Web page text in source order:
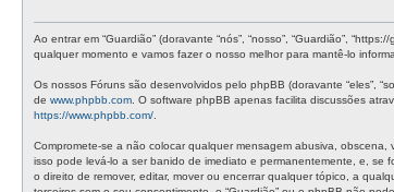
Ao entrar em “Guardião” (doravante “nós”, “nosso”, “Guardião”,
qualquer momento e vamos fazer o nosso melhor para mantê-lo
Os nossos Fóruns são desenvolvidos pelo phpBB (doravante “eles”,
de www.phpbb.com . O software phpBB apenas facilita discussões
https://www.phpbb.com/
Compromete-se a não colocar qualquer mensagem abusiva,
isso pode levá-lo a ser banido de imediato e permanentemente, e, se
o direito de remover, editar, mover ou encerrar qualquer tópico, a